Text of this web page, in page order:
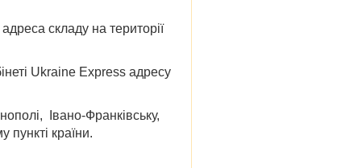
складу на території
Ukraine Express адресу
Івано-Франківську,
пункті країни.